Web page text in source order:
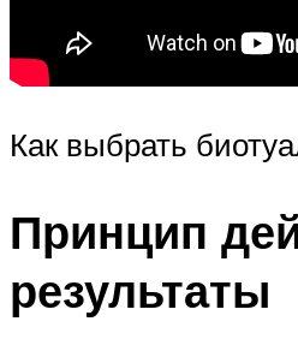
Как выбрать
Принцип
результаты